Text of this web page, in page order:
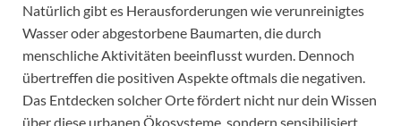
Natürlich gibt es Herausforderungen wie verunreinigtes
Wasser oder abgestorbene Baumarten, die durch
menschliche Aktivitäten beeinflusst wurden. Dennoch
übertreffen die positiven Aspekte oftmals die negativen.
Das Entdecken solcher Orte fördert nicht nur dein Wissen
über diese urbanen Ökosysteme, sondern sensibilisiert